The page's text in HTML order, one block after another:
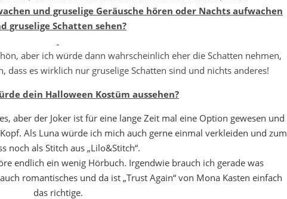
und gruselige Geräusche hören oder Nachts aufwachen
gruselige Schatten sehen?
aber ich würde dann wahrscheinlich eher die Schatten nehmen,
dass es wirklich nur gruselige Schatten sind und nichts anderes!
dein Halloween Kostüm aussehen?
aber der Joker ist für eine lange Zeit mal eine Option gewesen und
Als Luna würde ich mich auch gerne einmal verkleiden und zum
noch als Stitch aus „Lilo&Stitch“.
endlich ein wenig Hörbuch. Irgendwie brauch ich gerade was
romantisches und da ist „Trust Again“ von Mona Kasten einfach
das richtige.